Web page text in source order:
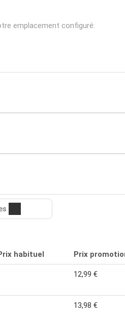
emplacement configuré:
habituel Prix
12,99 €
13,98 €